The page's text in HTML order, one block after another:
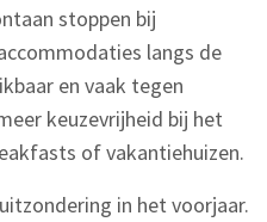
stoppen bij
langs de
en vaak tegen
keuzevrijheid bij het
of vakantiehuizen.
in het voorjaar.